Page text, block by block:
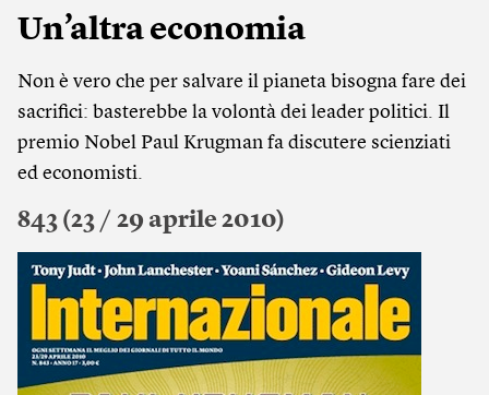
Un’altra economia
Non è vero che per salvare il pianeta bisogna fare dei
sacrifici: basterebbe la volontà dei leader politici. Il
premio Nobel Paul Krugman fa discutere scienziati
ed economisti.
843 (23 / 29 aprile 2010)